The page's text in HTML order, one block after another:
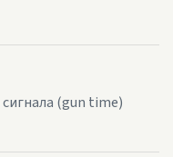
(gun time)